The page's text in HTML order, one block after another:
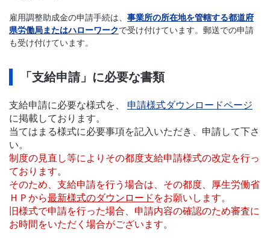
雇用調整助成金の申請手続は、 事業所の所在地を管轄する都道府
県労働局またはハローワークで受け付けています。郵送での申請
も受け付けています。
「支給申請」に必要な書類
支給申請に必要な様式を、 申請様式ダウンロードページ
に掲載しております。
当てはまる様式に必要事項を記入いただき、申請して下さ
い。
制度の見直し等によりその都度支給申請様式の改定を行っ
ております。
そのため、支給申請を行う場合は、その都度、厚生労働省
ＨＰから最新様式のダウンロード をお願いします。
旧様式で申請を行った場合、申請内容の確認のため審査に
お時間をいただく場合がございます。